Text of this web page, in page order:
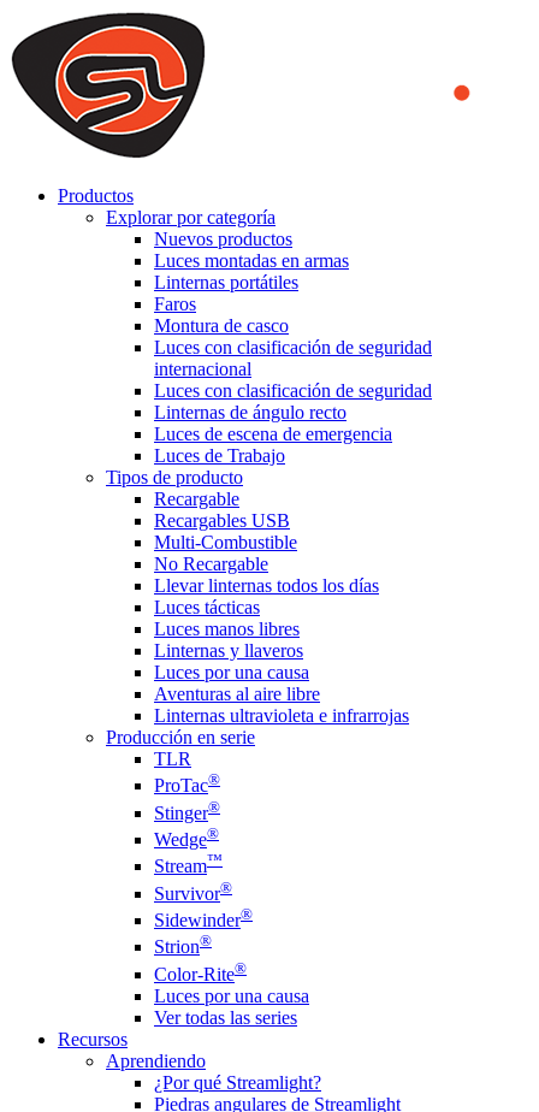
We use cookies to ensure that we provide you the best experience
on our website. By continuing to browse this website, you accept
that cookies are used to help us analyze how the website is used and
to offer you a better experience. To learn more or to find out how
you can disable cookies, you can access our
Productos
Explorar por categoría
Nuevos productos
Luces montadas en armas
Linternas portátiles
Faros
Montura de casco
Luces con clasificación de seguridad
internacional
Luces con clasificación de seguridad
Linternas de ángulo recto
Luces de escena de emergencia
Luces de Trabajo
Tipos de producto
Recargable
Recargables USB
Multi-Combustible
No Recargable
Llevar linternas todos los días
Luces tácticas
Luces manos libres
Linternas y llaveros
Luces por una causa
Aventuras al aire libre
Linternas ultravioleta e infrarrojas
Producción en serie
TLR
ProTac®
Stinger®
Wedge®
Stream™
Survivor®
Sidewinder®
Strion®
Color-Rite®
Luces por una causa
Ver todas las series
Recursos
Aprendiendo
¿Por qué Streamlight?
Piedras angulares de Streamlight